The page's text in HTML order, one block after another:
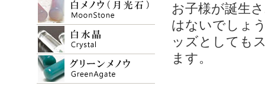
お子様が誕生
はないでしょ
ッズとしても
ます。